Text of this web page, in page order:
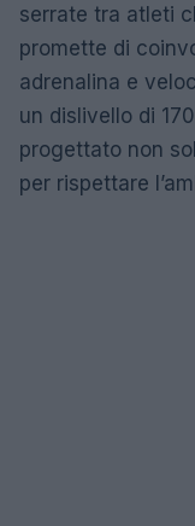
serrate tra atleti
promette di
adrenalina e
un dislivello di
progettato non
per rispettare